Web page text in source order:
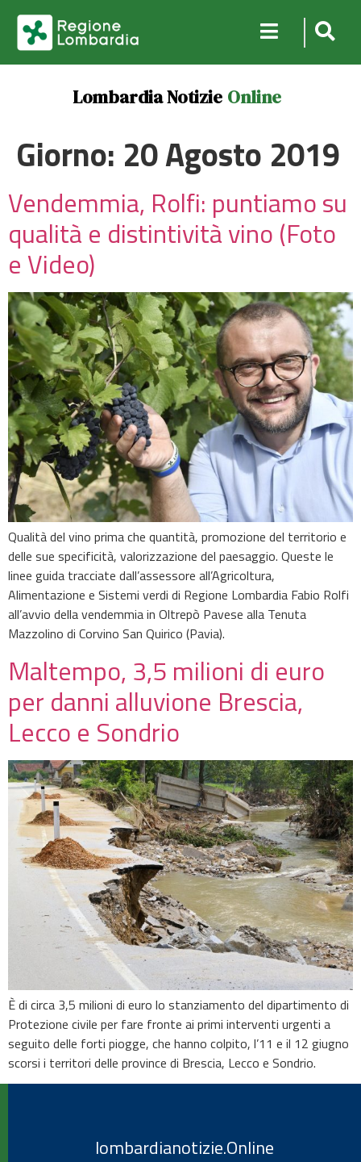
Lombardia Notizie Online
Giorno: 20 Agosto 2019
Vendemmia, Rolfi: puntiamo su
qualità e distintività vino (Foto
e Video)
Qualità del vino prima che quantità, promozione del territorio e
delle sue specificità, valorizzazione del paesaggio. Queste le
linee guida tracciate dall’assessore all’Agricoltura,
Alimentazione e Sistemi verdi di Regione Lombardia Fabio Rolfi
all’avvio della vendemmia in Oltrepò Pavese alla Tenuta
Mazzolino di Corvino San Quirico (Pavia).
Maltempo, 3,5 milioni di euro
per danni alluvione Brescia,
Lecco e Sondrio
È di circa 3,5 milioni di euro lo stanziamento del dipartimento di
Protezione civile per fare fronte ai primi interventi urgenti a
seguito delle forti piogge, che hanno colpito, l’11 e il 12 giugno
scorsi i territori delle province di Brescia, Lecco e Sondrio.
lombardianotizie.Online